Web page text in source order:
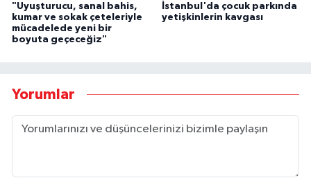
"Uyuşturucu, sanal bahis,
kumar ve sokak çeteleriyle
mücadelede yeni bir
boyuta geçeceğiz"
İstanbul'da çocuk parkında
yetişkinlerin kavgası
Yorumlar